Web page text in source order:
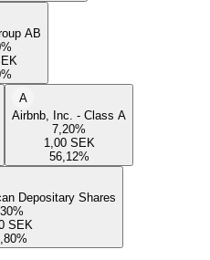
AB
%
%
A
Airbnb, Inc. - Class A
7,20%
1,00 SEK
56,12%
Depositary Shares
%
SEK
%